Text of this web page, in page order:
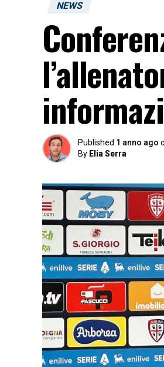
NEWS
Published 1 anno ago
By Elia Serra